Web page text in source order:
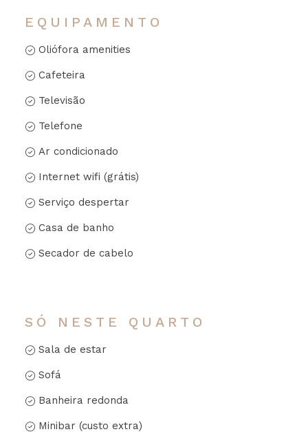
EQUIPAMENTO
Oliófora amenities
Cafeteira
Televisão
Telefone
Ar condicionado
Internet wifi (grátis)
Serviço despertar
Casa de banho
Secador de cabelo
SÓ NESTE QUARTO
Sala de estar
Sofá
Banheira redonda
Minibar (custo extra)